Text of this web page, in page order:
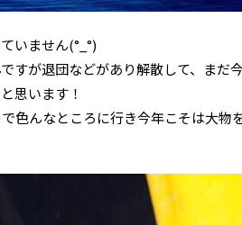
いません(°_°)
すが退団などがあり解散して、まだ
思います！
色んなところに行き今年こそは大物